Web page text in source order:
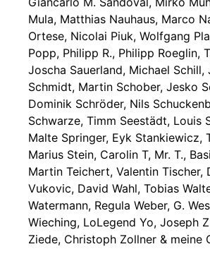
Mula, Matthias Nauhaus, Marco
Ortese, Nicolai Piuk, Wolfgang
Popp, Philipp R., Philipp Roeglin,
Joscha Sauerland, Michael Schill,
Schmidt, Martin Schober, Jesko
Dominik Schröder, Nils
Schwarze, Timm Seestädt, Louis
Malte Springer, Eyk Stankiewicz,
Marius Stein, Carolin T, Mr. T.,
Martin Teichert, Valentin Tischer,
Vukovic, David Wahl, Tobias
Watermann, Regula Weber, G.
Wieching, LoLegend Yo, Joseph
Ziede, Christoph Zollner & meine